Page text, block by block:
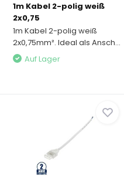
1m Kabel 2-polig weiß
2x0,75
1m Kabel 2-polig weiß
2x0,75mm². Ideal als Ansch...
Auf Lager